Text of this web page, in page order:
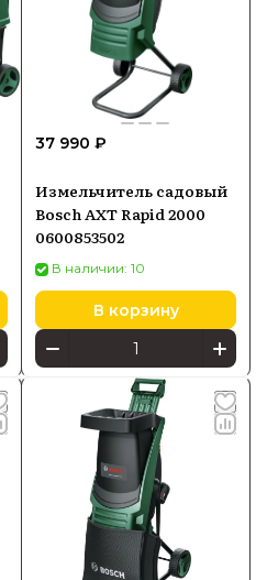
37 990 ₽
Измельчитель садовый
Bosch AXT Rapid 2000
0600853502
В наличии: 10
В корзину